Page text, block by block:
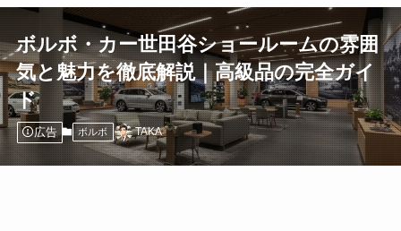
ボルボ・カー世田谷ショールームの雰囲
気と魅力を徹底解説｜高級品の完全ガイ
ド
広告 ボルボ TAKA